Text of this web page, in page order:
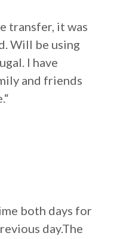
transfer, it was
Will be using
I have
and friends
both days for
day.The